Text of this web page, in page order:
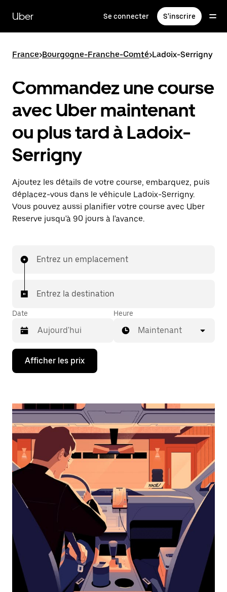
contenu
principal
Uber Se connecter S'inscrire
France>Bourgogne-Franche-Comté>Ladoix-Serrigny
Commandez une course
avec Uber maintenant
ou plus tard à Ladoix-
Serrigny
Ajoutez les détails de votre course, embarquez, puis
déplacez-vous dans le véhicule Ladoix-Serrigny.
Vous pouvez aussi planifier votre course avec Uber
Reserve jusqu'à 90 jours à l'avance.
Entrez un emplacement
Entrez la destination
Date
Appuyez
la
bas
interagir
avec
calendrier
et
sélectionner
une
date.
Appuyez
d'échappement
pour
fermer
calendrier.
Heure
Maintenant
Afficher les prix